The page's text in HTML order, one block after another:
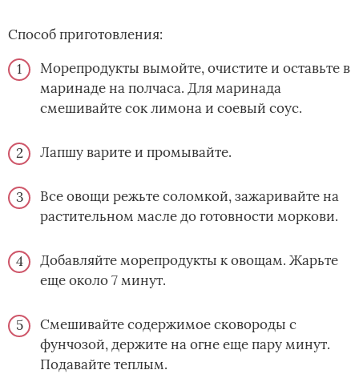
Способ приготовления:
Морепродукты вымойте, очистите и оставьте в
маринаде на полчаса. Для маринада
смешивайте сок лимона и соевый соус.
Лапшу варите и промывайте.
Все овощи режьте соломкой, зажаривайте на
растительном масле до готовности моркови.
Добавляйте морепродукты к овощам. Жарьте
еще около 7 минут.
Смешивайте содержимое сковороды с
фунчозой, держите на огне еще пару минут.
Подавайте теплым.